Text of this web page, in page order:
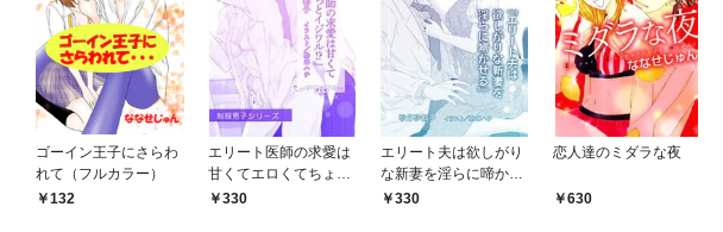
ゴーイン王子にさらわ
れて（フルカラー）
132
エリート医師の求愛は
甘くてエロくてちょっ
とイジワル！？【単話
330
エリート夫は欲しがり
な新妻を淫らに啼かせ
る【単話配信】
330
恋人達のミダラな夜
630